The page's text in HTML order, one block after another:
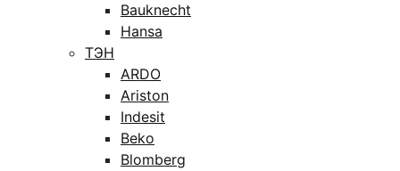
Bauknecht
Hansa
ТЭН
ARDO
Ariston
Indesit
Beko
Blomberg